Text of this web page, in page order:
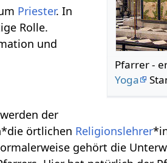
Pfarrer -
Yoga
Priester. In
Rolle.
und
der
örtlichen Religionslehrer
gehört die